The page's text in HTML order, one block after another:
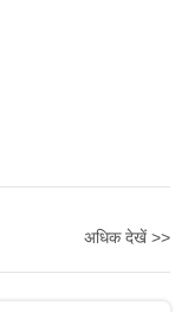
अधिक देखें >>